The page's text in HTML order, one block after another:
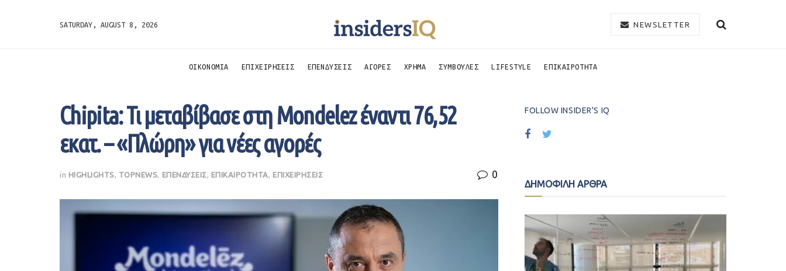
SATURDAY, AUGUST 8, 2026 NEWSLETTER
ΟΙΚΟΝΟΜΙΑ ΕΠΙΧΕΙΡΗΣΕΙΣ ΕΠΕΝΔΥΣΕΙΣ ΑΓΟΡΕΣ ΧΡΗΜΑ ΣΥΜΒΟΥΛΕΣ LIFESTYLE ΕΠΙΚΑΙΡΟΤΗΤΑ
Chipita: Τι μεταβίβασε στη Mondelez έναντι 76,52
εκατ. – «Πλώρη» για νέες αγορές
in HIGHLIGHTS TOPNEWS ΕΠΕΝΔΥΣΕΙΣ ΕΠΙΚΑΙΡΟΤΗΤΑ ΕΠΙΧΕΙΡΗΣΕΙΣ 0
FOLLOW INSIDER'S IQ
ΔΗΜΟΦΙΛΗ ΑΡΘΡΑ